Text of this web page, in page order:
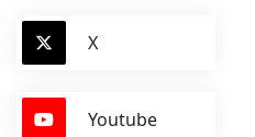
X
Youtube